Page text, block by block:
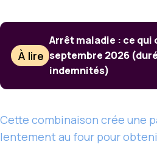
À lire
Arrêt maladie : ce qui
septembre 2026
indemnités)
Cette combinaison crée une
lentement au four pour